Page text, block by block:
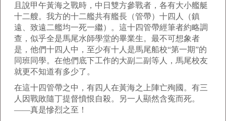
且說甲午黃海之戰時，中日雙方參戰者，各有大小艦艇
十二艘。我方的十二艦共有艦長（管帶）十四人（鎮
遠、致遠二艦均一死一繼）。這十四管帶經筆者約略調
查，似乎全是馬尾水師學堂的畢業生。最不可想象者
是，他們十四人中，至少有十人是馬尾船校“第一期”的
同班同學。在他們底下工作的大副二副等人，馬尾校友
就更不知道有多少了。
在這十四管帶之中，有四人在黃海之上陣亡殉國。有三
人因戰敗隨丁提督憤恨自殺。另一人顯然含寃而死。
——真是慘烈之至！